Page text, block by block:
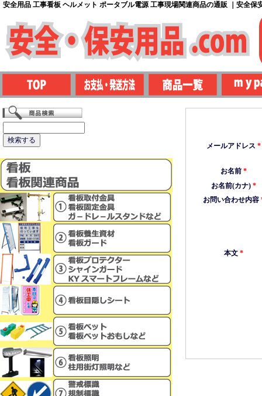
安全用品 工事看板 ヘルメット ポータブル電源 工事現場関連商品の通販 ｜安全保
メールアドレス *
お名前*
お名前(カナ)*
お問い合わせ内容
本文*